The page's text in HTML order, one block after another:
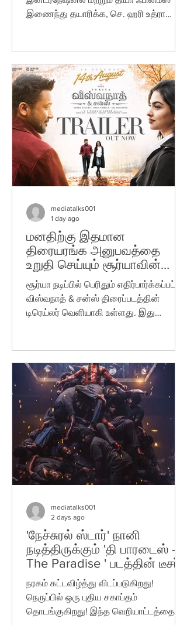
இணைந்து தயாரிக்க, செ. ஹரி உத்ரா
வரவேற்பைப் பெற்று வருகிறது. பிளாக்
ஹூமர், ஃபேண்டஸி மற்றும் குடும்ப
பொழுதுபோக்கு அம்சங்கள் கலந்த படமாக
உருவாகி வரும் இப்படம் மீதான
எதிர்பார்ப்பை இந்த ஃபர்ஸ்ட் லுக் மேலும்
அதிகரித்துள்ளது. தற்போது
வெளியாகியுள்ள ஃபர்ஸ்ட் லுக் போஸ்டரில்,
பொன்னிற ஒளி வீசும் மர்மப் பெட்டியை கை
மனதிற்கு இதமான
திரையரங்க அனுபவத்தை
உறுதி செய்யும் சூர்யாவின்
விஸ்வநாத் & சன்ஸ் படத்தின்
முன்னோட்டம் வெளியீடு!
சூர்யா நடிப்பில் பெரிதும் எதிர்பார்க்கப்பட்ட
விஸ்வநாத் & சன்ஸ் திரைப்படத்தின்
டிரெய்லர் வெளியாகி உள்ளது. இது
அளிக்கும் வகையில் அமைந்துள்ளது.
இயக்குநர் வெங்கி அட்லூரி இயக்கத்தில்
தயாரிப்பாளர்கள்சூர்யதேவர நாக வம்ஷீ
மற்றும்சாய் சௌஜன்யா ஆகியோரின்
தயாரிப்பில் உருவாகியுள்ள இந்த திரைப்படம்
- இந்த ஆண்டின் மிகச்சிறந்த குடும்ப
பொழுதுபோக்கு திரைப்படங்களில் ஒன்றாக
அமைய உள்ளது. நாற்பது வயதை கடந்தும்
mediatalks001
1 day ago
'நேச்சுரல் ஸ்டார்' நானி
நடித்திருக்கும் 'தி பாரடைஸ் -
The Paradise ' படத்தின் டீசர்
வெளியீடு
நரகம் கட்டவிழ்த்து விடப்படுகிறது!
நெருப்பில் ஒரு புதிய சகாப்தம்
தொடங்குகிறது! இந்த வெறியாட்டத்தை
mediatalks001
2 days ago